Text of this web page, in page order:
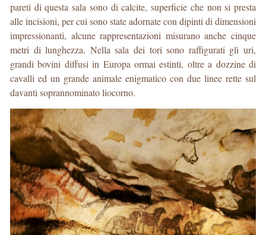
pareti di questa sala sono di calcite, superficie che non si presta
alle incisioni, per cui sono state adornate con dipinti di dimensioni
impressionanti, alcune rappresentazioni misurano anche cinque
metri di lunghezza. Nella sala dei tori sono raffigurati gli uri,
grandi bovini diffusi in Europa ormai estinti, oltre a dozzine di
cavalli ed un grande animale enigmatico con due linee rette sul
davanti soprannominato liocorno.